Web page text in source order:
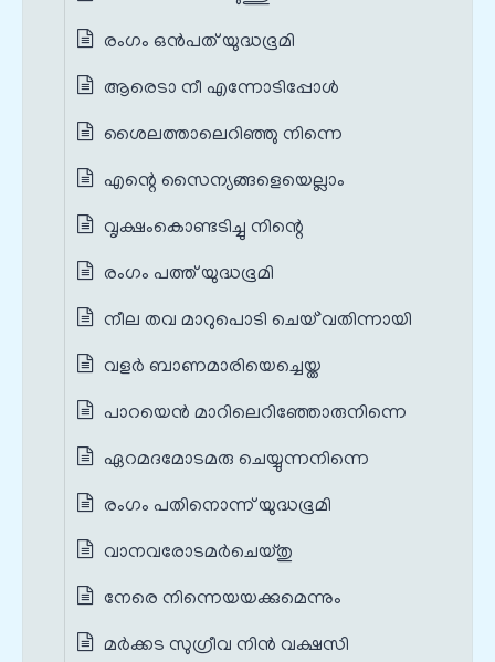
രംഗം ഒൻപത് യുദ്ധഭൂമി
ആരെടാ നീ എന്നോടിപ്പോൾ
ശൈലത്താലെറിഞ്ഞു നിന്നെ
എന്റെ സൈന്യങ്ങളെയെല്ലാം
വൃക്ഷംകൊണ്ടടിച്ചു നിന്റെ
രംഗം പത്ത് യുദ്ധഭൂമി
നീല തവ മാറുപൊടി ചെയ്`വതിന്നായി
വളർ ബാണമാരിയെച്ചെയ്ത
പാറയെന്‍ മാറിലെറിഞ്ഞോരുനിന്നെ
ഏറമദമോടമരു ചെയ്യുന്നനിന്നെ
രംഗം പതിനൊന്ന് യുദ്ധഭൂമി
വാനവരോടമര്‍ചെയ്തു
നേരെ നിന്നെയയക്കുമെന്നും
മര്‍ക്കട സുഗ്രീവ നിൻ വക്ഷസി